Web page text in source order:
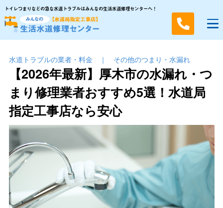
トイレつまりなどの急な水道トラブルはみんなの生活水道修理センターへ！
水道トラブルの業者・料金 ｜ その他のつまり・⽔漏れ
【2026年最新】厚木市の水漏れ・つ
まり修理業者おすすめ5選！水道局
指定工事店なら安心